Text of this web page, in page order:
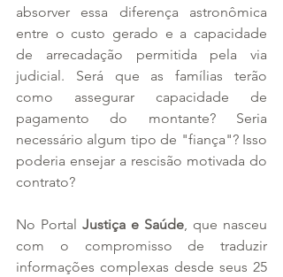
absorver essa diferença astronômica
entre o custo gerado e a capacidade
de arrecadação permitida pela via
judicial. Será que as famílias terão
como assegurar capacidade de
pagamento do montante? Seria
necessário algum tipo de "fiança"? Isso
poderia ensejar a rescisão motivada do
contrato?
No Portal Justiça e Saúde, que nasceu
com o compromisso de traduzir
informações complexas desde seus 25